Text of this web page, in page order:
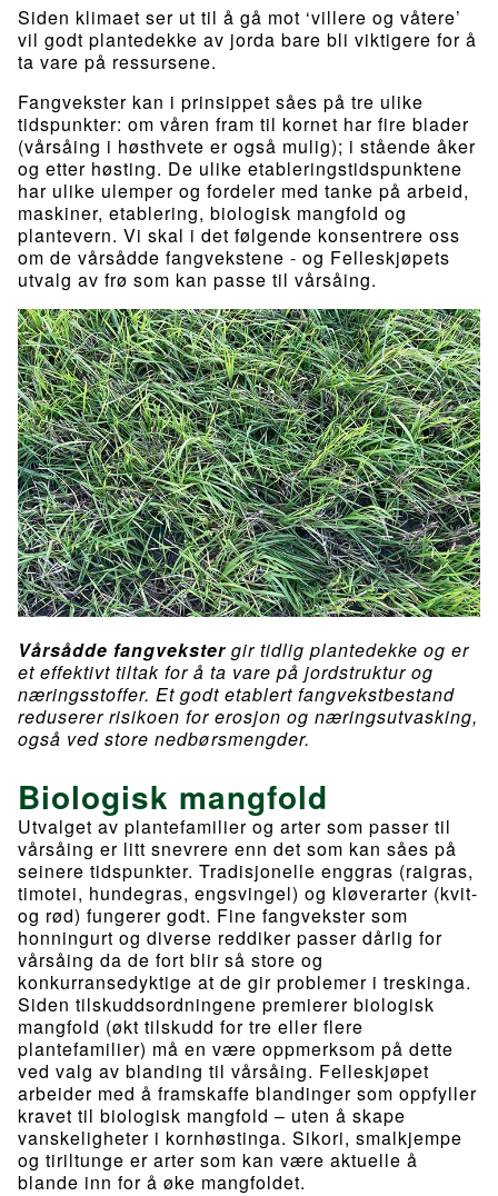
Siden klimaet ser ut til å gå mot ‘villere og våtere’
vil godt plantedekke av jorda bare bli viktigere for å
ta vare på ressursene.
Fangvekster kan i prinsippet såes på tre ulike
tidspunkter: om våren fram til kornet har fire blader
(vårsåing i høsthvete er også mulig); i stående åker
og etter høsting. De ulike etableringstidspunktene
har ulike ulemper og fordeler med tanke på arbeid,
maskiner, etablering, biologisk mangfold og
plantevern. Vi skal i det følgende konsentrere oss
om de vårsådde fangvekstene - og Felleskjøpets
utvalg av frø som kan passe til vårsåing.
Vårsådde fangvekster gir tidlig plantedekke og er
et effektivt tiltak for å ta vare på jordstruktur og
næringsstoffer. Et godt etablert fangvekstbestand
reduserer risikoen for erosjon og næringsutvasking,
også ved store nedbørsmengder.
Biologisk mangfold
Utvalget av plantefamilier og arter som passer til
vårsåing er litt snevrere enn det som kan såes på
seinere tidspunkter. Tradisjonelle enggras (raigras,
timotei, hundegras, engsvingel) og kløverarter (kvit-
og rød) fungerer godt. Fine fangvekster som
honningurt og diverse reddiker passer dårlig for
vårsåing da de fort blir så store og
konkurransedyktige at de gir problemer i treskinga.
Siden tilskuddsordningene premierer biologisk
mangfold (økt tilskudd for tre eller flere
plantefamilier) må en være oppmerksom på dette
ved valg av blanding til vårsåing. Felleskjøpet
arbeider med å framskaffe blandinger som oppfyller
kravet til biologisk mangfold – uten å skape
vanskeligheter i kornhøstinga. Sikori, smalkjempe
og tiriltunge er arter som kan være aktuelle å
blande inn for å øke mangfoldet.